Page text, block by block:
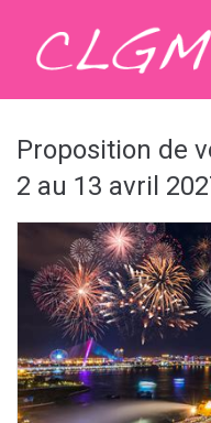
Proposition de
2 au 13 avril